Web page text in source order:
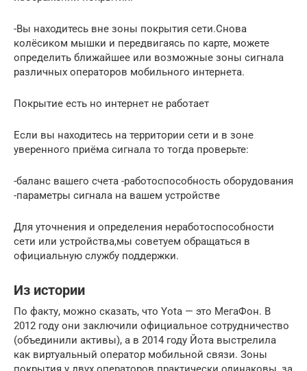
-Вы находитесь вне зоны покрытия сети.Снова
колёсиком мышки и передвигаясь по карте, можете
определить ближайшее или возможные зоны сигнала
различных операторов мобильного интернета.
Покрытие есть но интернет не работает
Если вы находитесь на территории сети и в зоне
уверенного приёма сигнала то тогда проверьте:
-баланс вашего счета -работоспособность оборудования
-параметры сигнала на вашем устройстве
Для уточнения и определения неработоспособности
сети или устройства,мы советуем обращаться в
официальную службу поддержки.
Из истории
По факту, можно сказать, что Yota — это МегаФон. В
2012 году они заключили официальное сотрудничество
(объединили активы), а в 2014 году Йота выстрелила
как виртуальный оператор мобильной связи. Зоны